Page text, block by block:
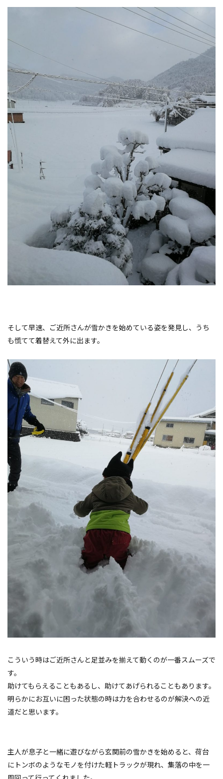
そして早速、ご近所さんが雪かきを始めている姿を発見し、うち
も慌てて着替えて外に出ます。
こういう時はご近所さんと足並みを揃えて動くのが一番スムーズで
す。
助けてもらえることもあるし、助けてあげられることもあります。
明らかにお互いに困った状態の時は力を合わせるのが解決への近
道だと思います。
主人が息子と一緒に遊びながら玄関前の雪かきを始めると、荷台
にトンボのようなモノを付けた軽トラックが現れ、集落の中を一